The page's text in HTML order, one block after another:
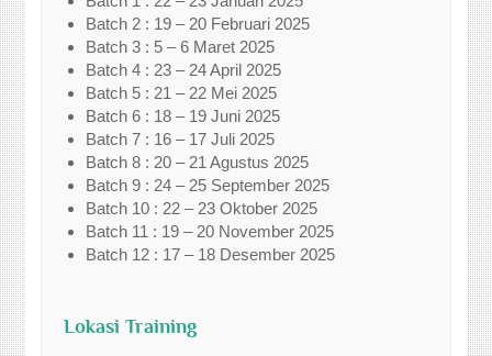
Batch 2 : 19 – 20 Februari 2025
Batch 3 : 5 – 6 Maret 2025
Batch 4 : 23 – 24 April 2025
Batch 5 : 21 – 22 Mei 2025
Batch 6 : 18 – 19 Juni 2025
Batch 7 : 16 – 17 Juli 2025
Batch 8 : 20 – 21 Agustus 2025
Batch 9 : 24 – 25 September 2025
Batch 10 : 22 – 23 Oktober 2025
Batch 11 : 19 – 20 November 2025
Batch 12 : 17 – 18 Desember 2025
Lokasi Training